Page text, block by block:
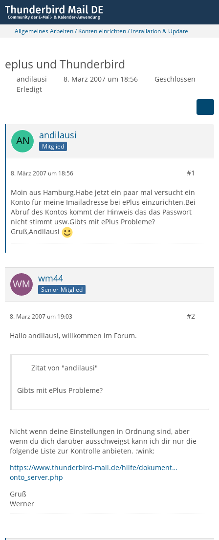
Allgemeines Arbeiten / Konten einrichten / Installation & Update
eplus und Thunderbird
andilausi 8. März 2007 um 18:56
Geschlossen
Erledigt
andilausi
Mitglied
8. März 2007 um 18:56 #1
Moin aus Hamburg.Habe jetzt ein paar mal versucht ein
Konto für meine Imailadresse bei ePlus einzurichten.Bei
Abruf des Kontos kommt der Hinweis das das Passwort
nicht stimmt usw.Gibts mit ePlus Probleme?
Gruß,Andilausi
wm44
Senior-Mitglied
8. März 2007 um 19:03 #2
Hallo andilausi, willkommen im Forum.
Zitat von "andilausi"
Gibts mit ePlus Probleme?
Nicht wenn deine Einstellungen in Ordnung sind, aber
wenn du dich darüber ausschweigst kann ich dir nur die
folgende Liste zur Kontrolle anbieten. :wink:
https://www.thunderbird-mail.de/hilfe/dokument…
onto_server.php
Gruß
Werner